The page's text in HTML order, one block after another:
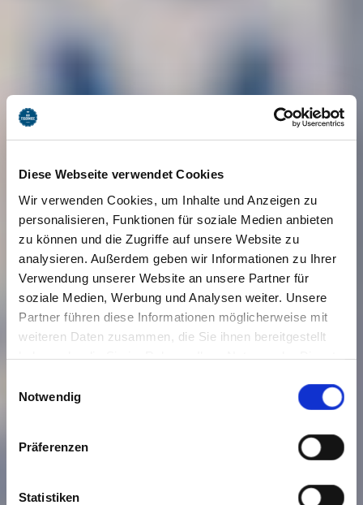
Diese Webseite verwendet Cookies
Wir verwenden Cookies, um Inhalte und Anzeigen zu
personalisieren, Funktionen für soziale Medien anbieten
zu können und die Zugriffe auf unsere Website zu
analysieren. Außerdem geben wir Informationen zu Ihrer
Verwendung unserer Website an unsere Partner für
soziale Medien, Werbung und Analysen weiter. Unsere
Partner führen diese Informationen möglicherweise mit
weiteren Daten zusammen, die Sie ihnen bereitgestellt
haben oder die Sie im Rahmen Ihrer Nutzung der Dienste
Cookies, wenn Sie unsere Webseite weiterhin nutzen.
Notwendig
Präferenzen
Statistiken